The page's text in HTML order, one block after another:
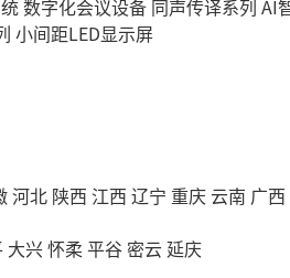
数字化会议设备 同声传译系列 AI
小间距LED显示屏
河北 陕西 江西 辽宁 重庆 云南 广西
大兴怀柔平谷 密云延庆